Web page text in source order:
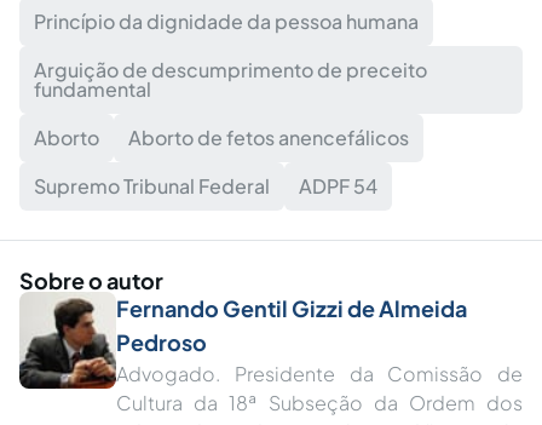
Princípio da dignidade da pessoa humana
Arguição de descumprimento de preceito
fundamental
Aborto
Aborto de fetos anencefálicos
Supremo Tribunal Federal
ADPF 54
Sobre o autor
Fernando Gentil Gizzi de Almeida
Pedroso
Advogado. Presidente da Comissão de
Cultura da 18ª Subseção da Ordem dos